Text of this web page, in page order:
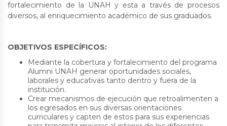
fortalecimiento de la UNAH y esta a través de procesos
diversos, al enriquecimiento académico de sus graduados.
OBJETIVOS ESPECÍFICOS:
Mediante la cobertura y fortalecimiento del programa
Alumni UNAH generar oportunidades sociales,
laborales y educativas tanto dentro y fuera de la
institución.
Crear mecanismos de ejecución que retroalimenten a
los egresados en sus diversas orientaciones
curriculares y capten de estos para sus experiencias